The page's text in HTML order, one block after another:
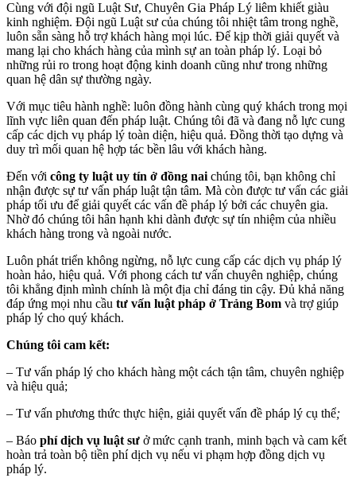
Cùng với đội ngũ Luật Sư, Chuyên Gia Pháp Lý liêm khiết giàu
kinh nghiệm. Đội ngũ Luật sư của chúng tôi nhiệt tâm trong nghề,
luôn sẵn sàng hỗ trợ khách hàng mọi lúc. Để kịp thời giải quyết và
mang lại cho khách hàng của mình sự an toàn pháp lý. Loại bỏ
những rủi ro trong hoạt động kinh doanh cũng như trong những
quan hệ dân sự thường ngày.
Với mục tiêu hành nghề: luôn đồng hành cùng quý khách trong mọi
lĩnh vực liên quan đến pháp luật. Chúng tôi đã và đang nỗ lực cung
cấp các dịch vụ pháp lý toàn diện, hiệu quả. Đồng thời tạo dựng và
duy trì mối quan hệ hợp tác bền lâu với khách hàng.
Đến với công ty luật uy tín ở đồng naichúng tôi, bạn không chỉ
nhận được sự tư vấn pháp luật tận tâm. Mà còn được tư vấn các giải
pháp tối ưu để giải quyết các vấn đề pháp lý bởi các chuyên gia.
Nhờ đó chúng tôi hân hạnh khi dành được sự tín nhiệm của nhiều
khách hàng trong và ngoài nước.
Luôn phát triển không ngừng, nỗ lực cung cấp các dịch vụ pháp lý
hoàn hảo, hiệu quả. Với phong cách tư vấn chuyên nghiệp, chúng
tôi khẳng định mình chính là một địa chỉ đáng tin cậy. Đủ khả năng
đáp ứng mọi nhu cầu tư vấn luật pháp ở Trảng Bom và trợ giúp
pháp lý cho quý khách.
Chúng tôi cam kết:
– Tư vấn pháp lý cho khách hàng một cách tận tâm, chuyên nghiệp
và hiệu quả;
– Tư vấn phương thức thực hiện, giải quyết vấn đề pháp lý cụ thể;
– Báo phí dịch vụ luật sư ở mức cạnh tranh, minh bạch và cam kết
hoàn trả toàn bộ tiền phí dịch vụ nếu vi phạm hợp đồng dịch vụ
pháp lý.